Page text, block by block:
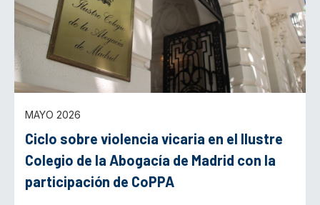
MAYO 2026
Ciclo sobre violencia vicaria en el Ilustre
Colegio de la Abogacía de Madrid con la
participación de CoPPA